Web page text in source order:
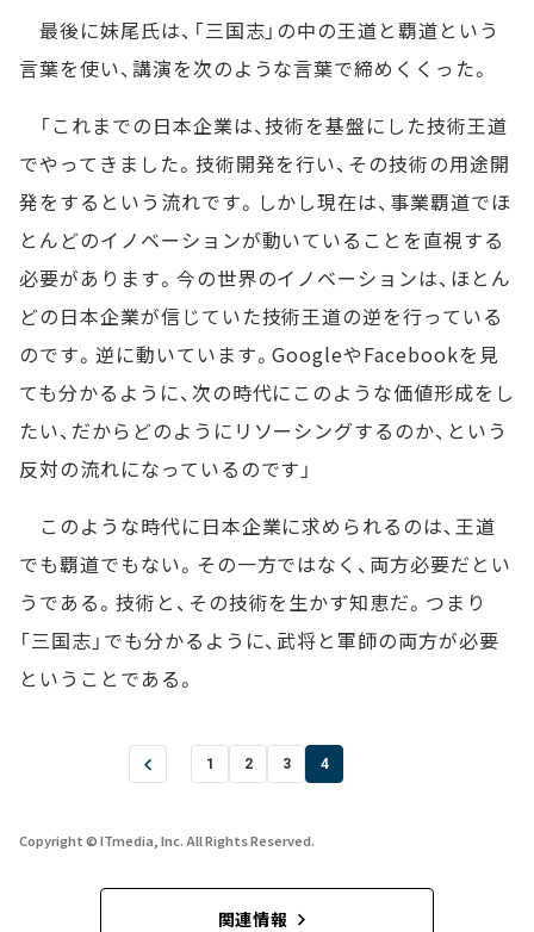
最後に妹尾氏は、「三国志」の中の王道と覇道という
言葉を使い、講演を次のような言葉で締めくくった。
「これまでの日本企業は、技術を基盤にした技術王道
でやってきました。技術開発を行い、その技術の用途開
発をするという流れです。しかし現在は、事業覇道でほ
とんどのイノベーションが動いていることを直視する
必要があります。今の世界のイノベーションは、ほとん
どの日本企業が信じていた技術王道の逆を行っている
のです。逆に動いています。GoogleやFacebookを見
ても分かるように、次の時代にこのような価値形成をし
たい、だからどのようにリソーシングするのか、という
反対の流れになっているのです」
このような時代に日本企業に求められるのは、王道
でも覇道でもない。その一方ではなく、両方必要だとい
うである。技術と、その技術を生かす知恵だ。つまり
「三国志」でも分かるように、武将と軍師の両方が必要
ということである。
1 2 3 4
Copyright © ITmedia, Inc. All Rights Reserved.
関連情報